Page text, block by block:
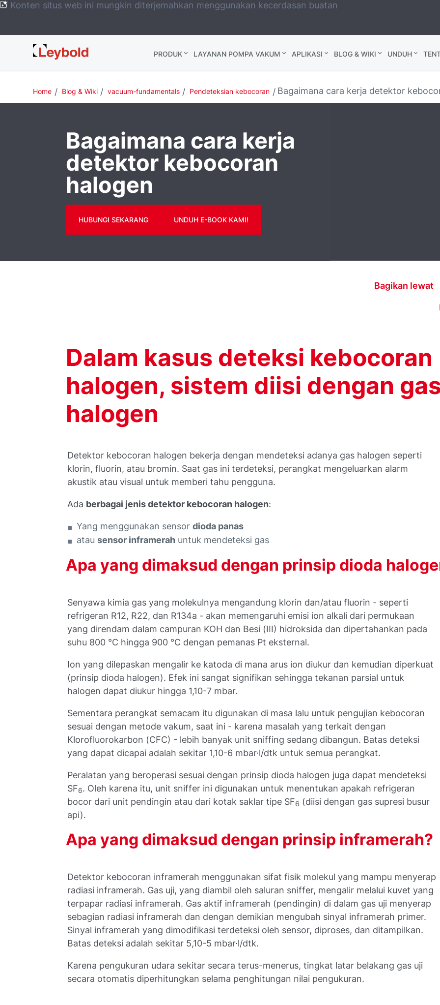
Konten situs web ini mungkin diterjemahkan menggunakan kecerdasan buatan
Leybold
Global
PRODUK LAYANAN POMPA VAKUM APLIKASI BLOG & WIKI UNDUH
Home Blog & Wiki vacuum-fundamentals Pendeteksian kebocoran Bagaimana cara kerja detektor
Bagaimana cara kerja
detektor kebocoran
halogen
HUBUNGI SEKARANG UNDUH E-BOOK KAMI!
Bagikan lewat
Dalam kasus deteksi kebocoran
halogen, sistem diisi dengan
halogen
Detektor kebocoran halogen bekerja dengan mendeteksi adanya gas halogen seperti
klorin, fluorin, atau bromin. Saat gas ini terdeteksi, perangkat mengeluarkan alarm
akustik atau visual untuk memberi tahu pengguna.
Ada berbagai jenis detektor kebocoran halogen:
Yang menggunakan sensordioda panas
atausensor inframerah untuk mendeteksi gas
Apa yang dimaksud dengan prinsip dioda
Senyawa kimia gas yang molekulnya mengandung klorin dan/atau fluorin - seperti
refrigeran R12, R22, dan R134a - akan memengaruhi emisi ion alkali dari permukaan
yang direndam dalam campuran KOH dan Besi (III) hidroksida dan dipertahankan pada
suhu 800 °C hingga 900 °C dengan pemanas Pt eksternal.
Ion yang dilepaskan mengalir ke katoda di mana arus ion diukur dan kemudian diperkuat
(prinsip dioda halogen). Efek ini sangat signifikan sehingga tekanan parsial untuk
halogen dapat diukur hingga 1,10-7 mbar.
Sementara perangkat semacam itu digunakan di masa lalu untuk pengujian kebocoran
sesuai dengan metode vakum, saat ini - karena masalah yang terkait dengan
Klorofluorokarbon (CFC) - lebih banyak unit sniffing sedang dibangun. Batas deteksi
yang dapat dicapai adalah sekitar 1,10-6 mbar·l/dtk untuk semua perangkat.
Peralatan yang beroperasi sesuai dengan prinsip dioda halogen juga dapat mendeteksi
SF6. Oleh karena itu, unit sniffer ini digunakan untuk menentukan apakah refrigeran
bocor dari unit pendingin atau dari kotak saklar tipe SF6 (diisi dengan gas supresi busur
api).
Apa yang dimaksud dengan prinsip inframerah?
Detektor kebocoran inframerah menggunakan sifat fisik molekul yang mampu menyerap
radiasi inframerah. Gas uji, yang diambil oleh saluran sniffer, mengalir melalui kuvet yang
terpapar radiasi inframerah. Gas aktif inframerah (pendingin) di dalam gas uji menyerap
sebagian radiasi inframerah dan dengan demikian mengubah sinyal inframerah primer.
Sinyal inframerah yang dimodifikasi terdeteksi oleh sensor, diproses, dan ditampilkan.
Batas deteksi adalah sekitar 5,10-5 mbar·l/dtk.
Karena pengukuran udara sekitar secara terus-menerus, tingkat latar belakang gas uji
secara otomatis diperhitungkan selama penghitungan nilai pengukuran.